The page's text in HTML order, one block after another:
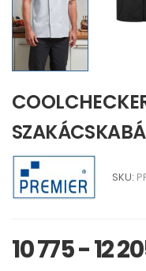
SKU:
10 775 - 12